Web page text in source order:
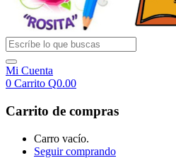
Mi Cuenta
0 Carrito Q0.00
Carrito de compras
Carro vacío.
Seguir comprando